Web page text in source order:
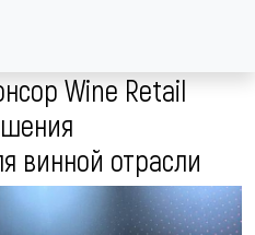
Wine Retail
винной отрасли